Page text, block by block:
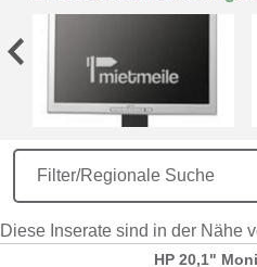
Filter/Regionale Suche
Diese Inserate sind in der Nähe
HP 20,1"